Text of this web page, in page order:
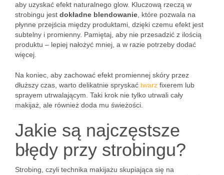
aby uzyskać efekt naturalnego glow. Kluczową rzeczą w
strobingu jest dokładne blendowanie , które pozwala na
płynne przejścia między produktami, dzięki czemu efekt jest
subtelny i promienny. Pamiętaj, aby nie przesadzić z ilością
produktu – lepiej nałożyć mniej, a w razie potrzeby dodać
więcej.
Na koniec, aby zachować efekt promiennej skóry przez
dłuższy czas, warto delikatnie spryskać twarz fixerem lub
sprayem utrwalającym. Taki krok nie tylko utrwali cały
makijaż, ale również doda mu świeżości.
Jakie są najczęstsze
błędy przy strobingu?
Strobing, czyli technika makijażu skupiająca się na